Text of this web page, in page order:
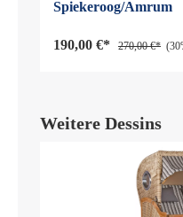
Spiekeroog/Amrum
190,00 €* 270,00 €*
Weitere Dessins